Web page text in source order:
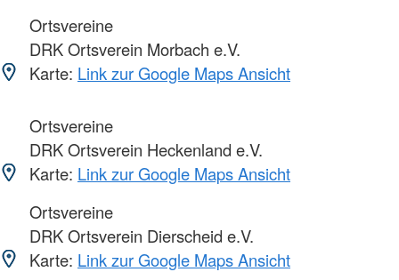
Ortsvereine
DRK Ortsverein Morbach e.V.
Karte: Link zur Google Maps Ansicht
Ortsvereine
DRK Ortsverein Heckenland e.V.
Karte: Link zur Google Maps Ansicht
Ortsvereine
DRK Ortsverein Dierscheid e.V.
Karte: Link zur Google Maps Ansicht